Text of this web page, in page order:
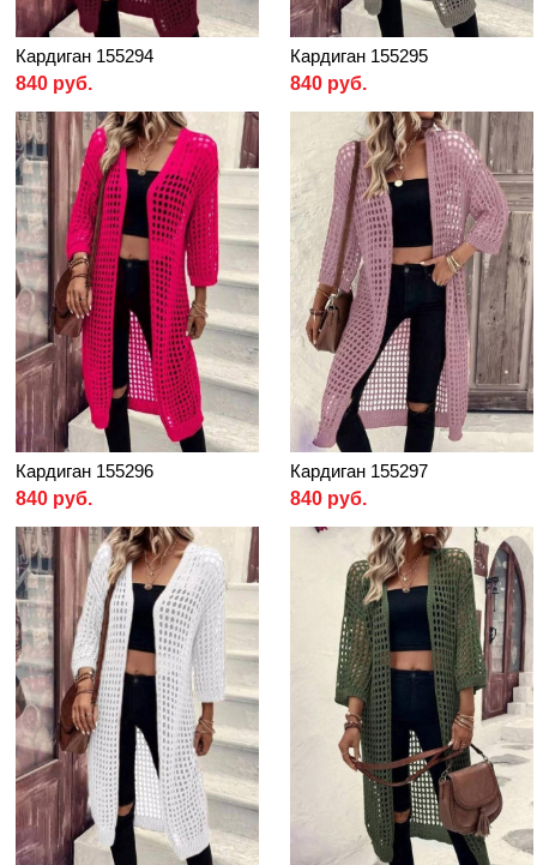
Кардиган 155294
840 руб.
Кардиган 155295
840 руб.
Кардиган 155296
840 руб.
Кардиган 155297
840 руб.